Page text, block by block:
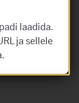
laadida.
ja sellele